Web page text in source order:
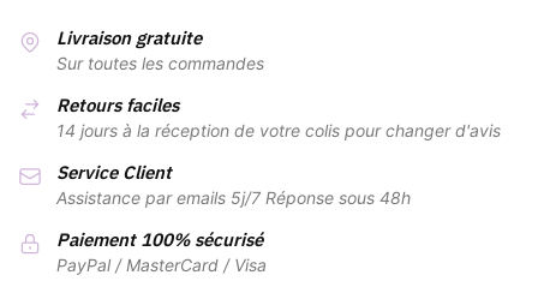
variations.
Les
peuvent
choisies
sur
la
page
être
sur
Livraison gratuite
Sur toutes les commandes
Retours faciles
14 jours à la réception de votre colis pour changer d'avis
Service Client
Assistance par emails 5j/7 Réponse sous 48h
Paiement 100% sécurisé
PayPal / MasterCard / Visa